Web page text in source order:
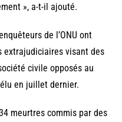
», a-t-il ajouté.
de l’ONU ont
extrajudiciaires visant des
civile opposés au
en juillet dernier.
meurtres commis par des